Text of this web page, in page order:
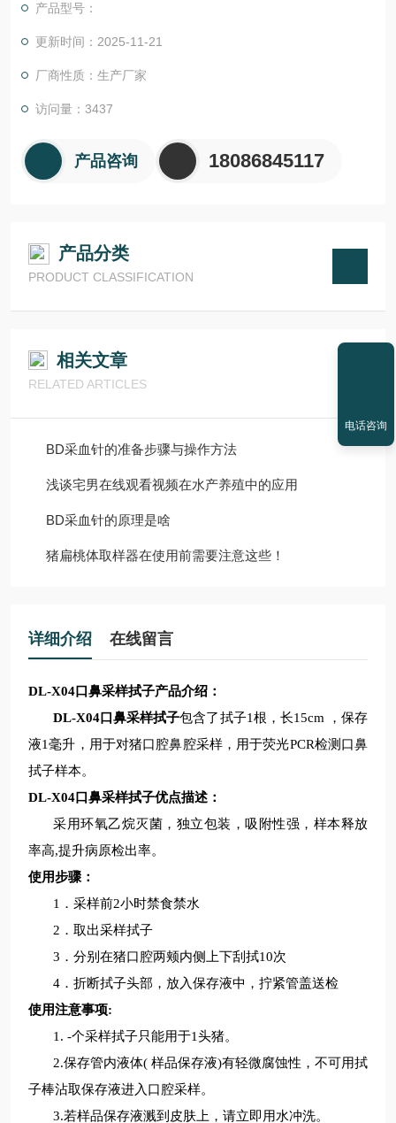
产品型号：
更新时间：2025-11-21
厂商性质：生产厂家
访问量：3437
产品咨询 18086845117
产品分类
PRODUCT CLASSIFICATION
相关文章
RELATED ARTICLES
BD采血针的准备步骤与操作方法
浅谈宅男在线观看视频在水产养殖中的应用
BD采血针的原理是啥
猪扁桃体取样器在使用前需要注意这些！
详细介绍 在线留言
DL-X04口鼻采样拭子产品介绍：
DL-X04口鼻采样拭子包含了拭子1根 ， 长15cm ，保存
液1毫升 ， 用于对猪口腔鼻腔采样，用于荧光PCR检测口鼻
拭子样本。
DL-X04口鼻采样拭子优点描述：
采用环氧乙烷灭菌，独立包装，吸附性强，样本释放
率高,提升病原检出率。
使用步骤：
1． 采样前2小时禁食禁水
2． 取出采样拭子
3． 分别在猪口腔两颊内侧上下刮拭10次
4． 折断拭子头部，放入保存液中，拧紧管盖送检
使用注意事项:
1. -个采样拭子只能用于1头猪。
2.保存管内液体( 样品保存液)有轻微腐蚀性，不可用拭
子棒沾取保存液进入口腔采样。
3.若样品保存液溅到皮肤上，请立即用水冲洗。
电话咨询